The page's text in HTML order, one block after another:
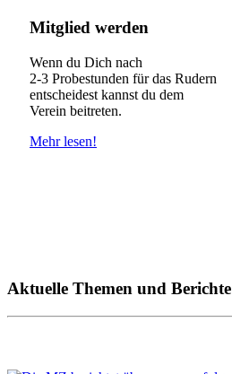
Mitglied werden
Wenn du Dich nach
2-3 Probestunden für das Rudern
entscheidest kannst du dem
Verein beitreten.
Mehr lesen!
Aktuelle Themen und Berichte